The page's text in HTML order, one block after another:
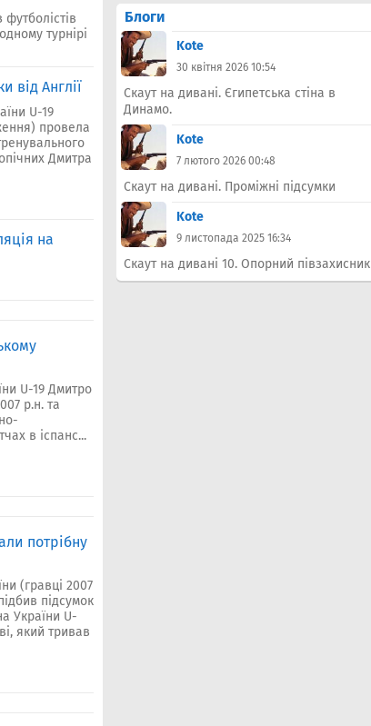
турнірі
від Англії
U-19
провела
Дмитра
на
U-19 Дмитро
р.н. та
в іспанс...
потрібну
(гравці 2007
підсумок
України U-
який тривав
Блоги
Kote
30 квітня 2026 10:54
Скаут на дивані. Єгипетська стіна в
Динамо.
Kote
7 лютого 2026 00:48
Скаут на дивані. Проміжні підсумки
Kote
9 листопада 2025 16:34
Скаут на дивані 10. Опорний півзахисник